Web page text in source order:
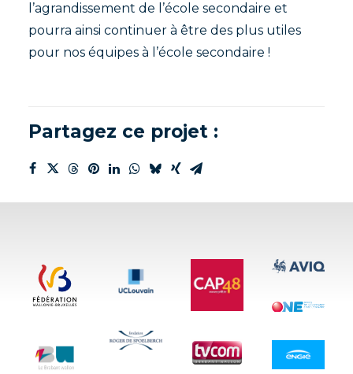
l’agrandissement de l’école secondaire et
pourra ainsi continuer à être des plus utiles
pour nos équipes à l’école secondaire !
Partagez ce projet :